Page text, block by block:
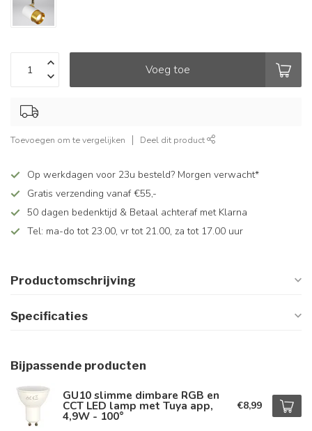
Voeg toe
Toevoegen om te vergelijken Deel dit product
Op werkdagen voor 23u besteld? Morgen verwacht*
Gratis verzending vanaf €55,-
50 dagen bedenktijd & Betaal achteraf met Klarna
Tel: ma-do tot 23.00, vr tot 21.00, za tot 17.00 uur
Productomschrijving
Specificaties
Bijpassende producten
GU10 slimme dimbare RGB en
CCT LED lamp met Tuya app,
4,9W - 100°
€8,99